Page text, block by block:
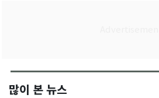
많이 본 뉴스